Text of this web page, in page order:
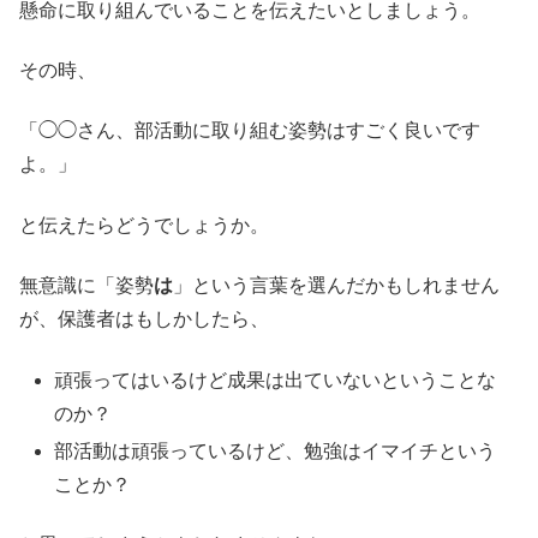
懸命に取り組んでいることを伝えたいとしましょう。
その時、
「◯◯さん、部活動に取り組む姿勢はすごく良いです
よ。」
と伝えたらどうでしょうか。
無意識に「姿勢は 」という言葉を選んだかもしれません
が、保護者はもしかしたら、
頑張ってはいるけど成果は出ていないということな
のか？
部活動は頑張っているけど、勉強はイマイチという
ことか？